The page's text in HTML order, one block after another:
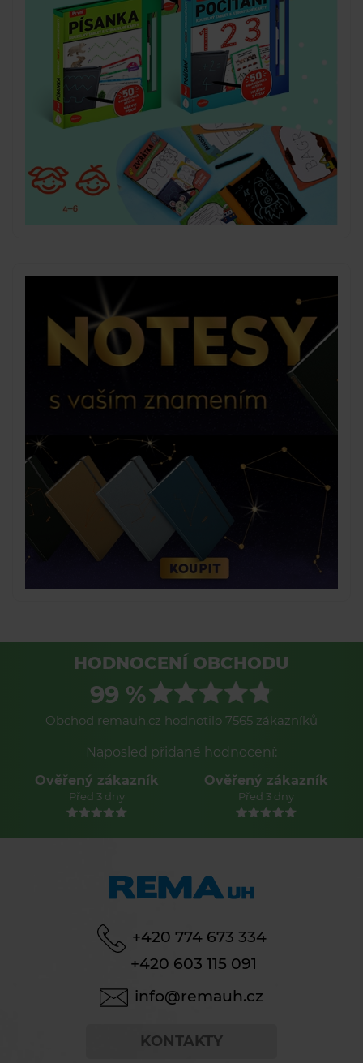
HODNOCENÍ OBCHODU
99 %
Obchod remauh.cz hodnotilo 7565 zákazníků
Naposled přidané hodnocení:
Ověřený zákazník
Před 3 dny
Ověřený zákazník
Před 3 dny
+420 774 673 334
+420 603 115 091
info@remauh.cz
KONTAKTY